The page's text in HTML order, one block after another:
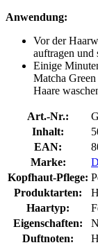
Anwendung:
Vor der
auftragen und
Einige
Matcha
Haare
Art.-Nr.:
Inhalt:
EAN:
Marke:
Kopfhaut-Pflege:
Produktarten:
Haartyp:
Eigenschaften:
Duftnoten: